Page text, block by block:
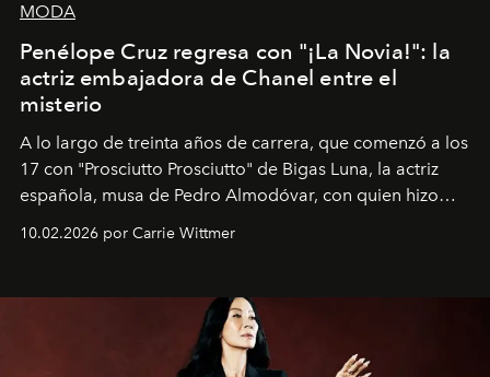
MODA
Penélope Cruz regresa con "¡La Novia!": la
actriz embajadora de Chanel entre el
misterio
A lo largo de treinta años de carrera, que comenzó a los
17 con "Prosciutto Prosciutto" de Bigas Luna, la actriz
española, musa de Pedro Almodóvar, con quien hizo
Barcelona", ha dividido su tiempo entre Europa y
dirigida por Maggie Gyllenhaal.
10.02.2026 por Carrie Wittmer